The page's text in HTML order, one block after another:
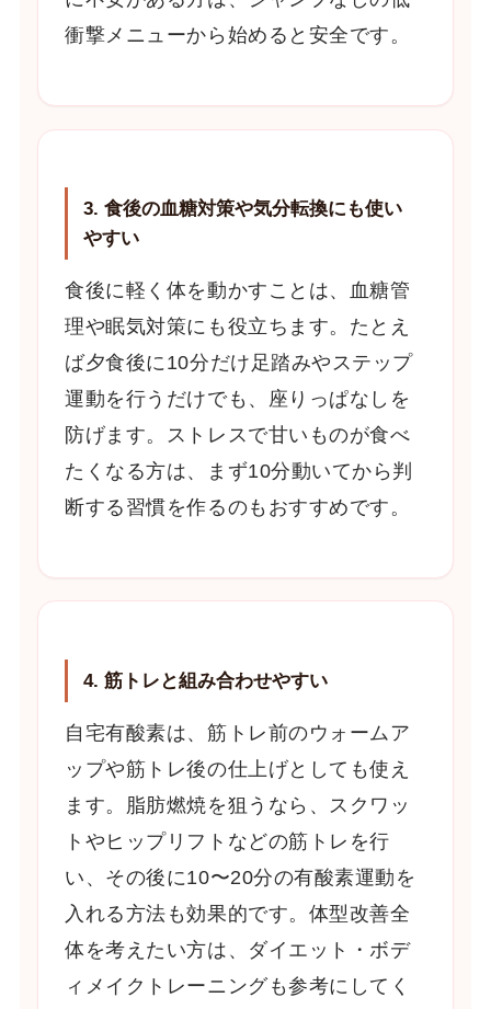
衝撃メニューから始めると安全です。
3. 食後の血糖対策や気分転換にも使い
やすい
食後に軽く体を動かすことは、血糖管
理や眠気対策にも役立ちます。たとえ
ば夕食後に10分だけ足踏みやステップ
運動を行うだけでも、座りっぱなしを
防げます。ストレスで甘いものが食べ
たくなる方は、まず10分動いてから判
断する習慣を作るのもおすすめです。
4. 筋トレと組み合わせやすい
自宅有酸素は、筋トレ前のウォームア
ップや筋トレ後の仕上げとしても使え
ます。脂肪燃焼を狙うなら、スクワッ
トやヒップリフトなどの筋トレを行
い、その後に10〜20分の有酸素運動を
入れる方法も効果的です。体型改善全
体を考えたい方は、ダイエット・ボデ
ィメイクトレーニングも参考にしてく